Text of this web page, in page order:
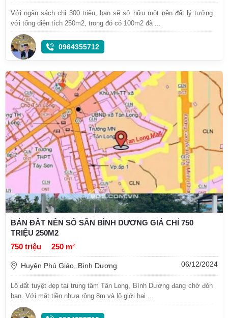
Với ngân sách chỉ 300 triệu, bạn sẽ sở hữu một nền đất lý tưởng
với tổng diện tích 250m2, trong đó có 100m2 đã ...
0964355712
BÁN ĐẤT NỀN SỔ SÃN BÌNH DƯƠNG GIÁ CHỈ 750
TRIỆU 250M2
750 triệu
250 m²
Huyện Phú Giáo, Bình Dương 06/12/2024
Lô đất tuyệt đẹp tại trung tâm Tân Long, Bình Dương đang chờ đón
bạn. Với mặt tiền nhựa rộng 8m và lộ giới hai ...